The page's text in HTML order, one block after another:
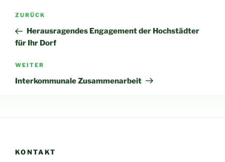
Beitragsnavigation
Vorheriger
Beitrag
ZURÜCK
Herausragendes Engagement der Hochstädter
für Ihr Dorf
Nächster
Beitrag
WEITER
Interkommunale Zusammenarbeit
KONTAKT